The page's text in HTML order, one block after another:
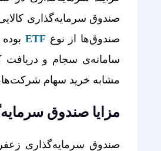
صندوق سرمایه‌­گذاری
صندوق­‌ها از نوعETF
سامانه‌­ی سجام و دریافت
مشابه خرید سهام شرکت­‌ها،
مزایا صندوق
صندوق سرمایه‌گذاری